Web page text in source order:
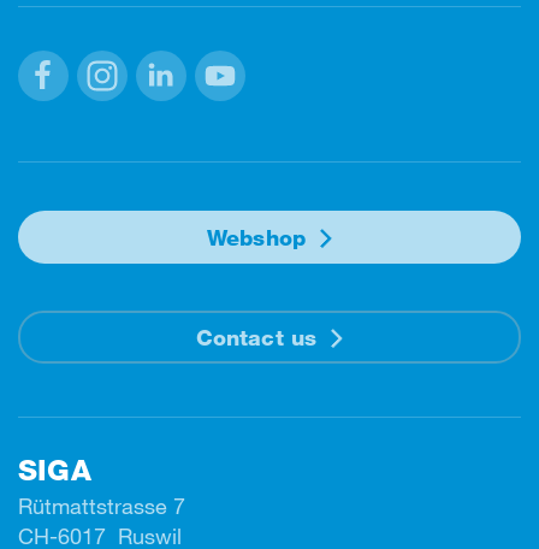
Webshop
Contact us
SIGA
Rütmattstrasse 7
CH-6017 Ruswil